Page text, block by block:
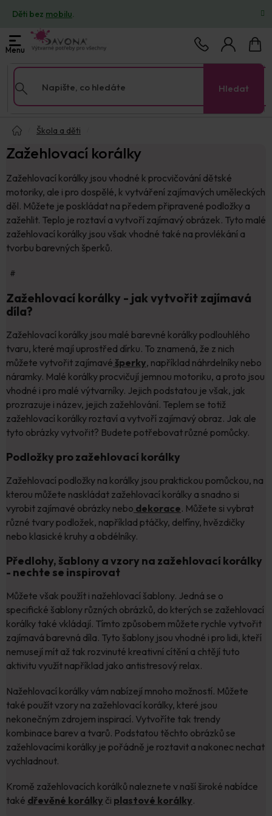
obsah
Děti bez mobilu.
Hledat
košík
Škola a děti
Zažehlovací korálky
Zažehlovací korálky jsou vhodné k procvičování dětské
motoriky, ale i pro dospělé, k vytváření zajímavých uměleckých
děl. Můžete je poskládat na předem připravené podložky a
zažehlit. Teplo je roztaví a vytvoří zajímavý obrázek. Tyto malé
zažehlovací korálky jsou však vhodné také na provlékání a
tvorbu barevných šperků.
#
Zažehlovací korálky - jak vytvořit zajímavá
díla?
Zažehlovací korálky jsou malé barevné korálky podlouhlého
tvaru, které mají uprostřed dírku. To znamená, že z nich
můžete vytvořit zajímavé šperky, například náhrdelníky nebo
náramky. Malé korálky procvičují jemnou motoriku, a proto jsou
vhodné i pro malé výtvarníky. Jejich podstatou je však, jak
prozrazuje i název, jejich zažehlování. Teplem se totiž
zažehlovací korálky roztaví a vytvoří zajímavý obraz. Jak ale
tyto obrázky vytvořit? Budete potřebovat různé pomůcky.
Podložky pro zažehlovací korálky
Zažehlovací podložky na korálky jsou praktickou pomůckou, na
kterou můžete naskládat zažehlovací korálky a snadno si
vyrobit zajímavé obrázky nebo dekorace. Můžete si vybrat
různé tvary podložek, například ptáčky, delfíny, hvězdičky
nebo klasické kruhy a obdélníky.
Předlohy, šablony a vzory na zažehlovací korálky
- nechte se inspirovat
Můžete však použít i nažehlovací šablony. Jedná se o
specifické šablony různých obrázků, do kterých se zažehlovací
korálky také vkládají. Tímto způsobem můžete rychle vytvořit
zajímavá barevná díla. Tyto šablony jsou vhodné i pro lidi, kteří
nemusejí mít až tak rozvinuté kreativní cítění a chtějí tuto
aktivitu využít například jako antistresový relax.
Nažehlovací korálky vám nabízejí mnoho možností. Můžete
také použít vzory na zažehlovací korálky, které jsou
nekonečným zdrojem inspirací. Vytvoříte tak trendy
kombinace barev a tvarů. Podstatou těchto obrázků se
zažehlovacími korálky je pořádně je roztavit a nakonec nechat
vychladnout.
Kromě zažehlovacích korálků naleznete v naší široké nabídce
také dřevěné korálky či plastové korálky.